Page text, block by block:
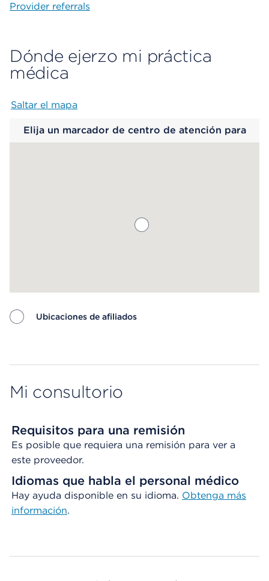
Provider referrals
Dónde ejerzo mi práctica
médica
Saltar el mapa
Elija un marcador de centro de atención para
Ubicaciones de afiliados
Mi consultorio
Requisitos para una remisión
Es posible que requiera una remisión para ver a
este proveedor.
Idiomas que habla el personal médico
Hay ayuda disponible en su idioma. Obtenga más
información.